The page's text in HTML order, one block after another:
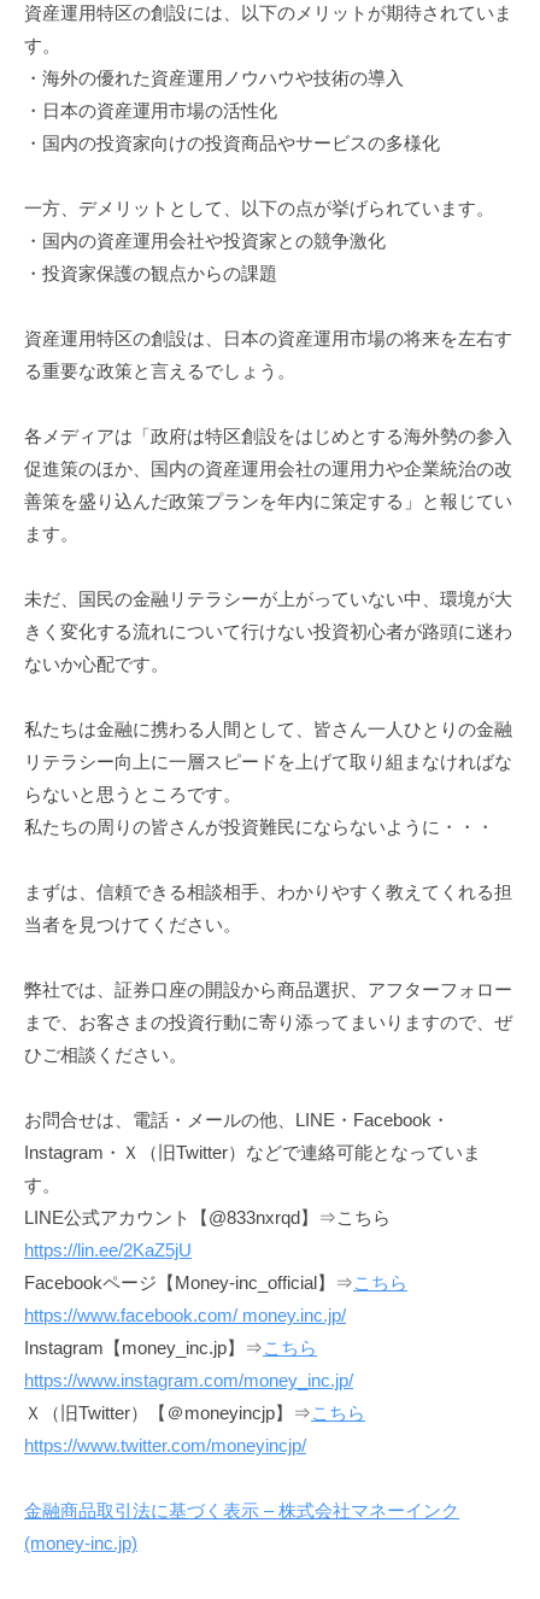
資産運用特区の創設には、以下のメリットが期待されていま
す。
・海外の優れた資産運用ノウハウや技術の導入
・日本の資産運用市場の活性化
・国内の投資家向けの投資商品やサービスの多様化
一方、デメリットとして、以下の点が挙げられています。
・国内の資産運用会社や投資家との競争激化
・投資家保護の観点からの課題
資産運用特区の創設は、日本の資産運用市場の将来を左右す
る重要な政策と言えるでしょう。
各メディアは「政府は特区創設をはじめとする海外勢の参入
促進策のほか、国内の資産運用会社の運用力や企業統治の改
善策を盛り込んだ政策プランを年内に策定する」と報じてい
ます。
未だ、国民の金融リテラシーが上がっていない中、環境が大
きく変化する流れについて行けない投資初心者が路頭に迷わ
ないか心配です。
私たちは金融に携わる人間として、皆さん一人ひとりの金融
リテラシー向上に一層スピードを上げて取り組まなければな
らないと思うところです。
私たちの周りの皆さんが投資難民にならないように・・・
まずは、信頼できる相談相手、わかりやすく教えてくれる担
当者を見つけてください。
弊社では、証券口座の開設から商品選択、アフターフォロー
まで、お客さまの投資行動に寄り添ってまいりますので、ぜ
ひご相談ください。
お問合せは、電話・メールの他、LINE・Facebook・
Instagram・Ｘ（旧Twitter）などで連絡可能となっていま
す。
LINE公式アカウント【@833nxrqd】⇒こちら
https://lin.ee/2KaZ5jU
Facebookページ【Money-inc_official】⇒こちら
https://www.facebook.com/ money.inc.jp/
Instagram【money_inc.jp】⇒こちら
https://www.instagram.com/money_inc.jp/
Ｘ（旧Twitter）【＠moneyincjp】⇒こちら
https://www.twitter.com/moneyincjp/
金融商品取引法に基づく表示 – 株式会社マネーインク
(money-inc.jp)